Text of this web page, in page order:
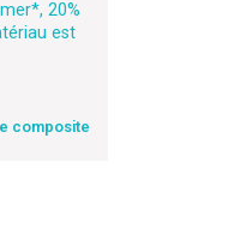
20%
est
composite